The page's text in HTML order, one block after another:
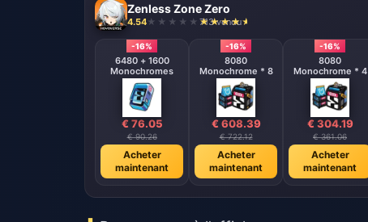
Zenless Zone Zero
4.54 713 vendu
-16%
6480 + 1600
Monochromes
€ 76.05
€ 90.26
Acheter
maintenant
-16%
8080
Monochrome * 8
€ 608.39
€ 722.12
Acheter
maintenant
-16%
8080
Monochrome * 4
€ 304.19
€ 361.06
Acheter
maintenant